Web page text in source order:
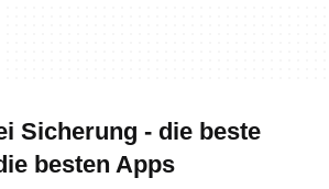
Sicherung - die beste
besten Apps